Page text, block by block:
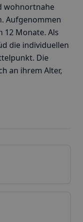
wohnortnahe
Aufgenommen
12 Monate. Als
die individuellen
Die
an ihrem Alter,